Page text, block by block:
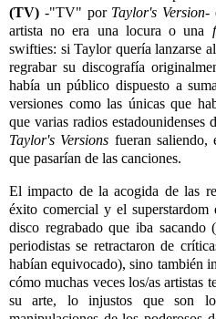
(TV) -"TV" por Taylor's Version-
artista no era una locura o una
swifties: si Taylor quería lanzarse
regrabar su discografía
había un público dispuesto a
versiones como las únicas que
que varias radios estadounidenses
Taylor's Versions fueran saliendo,
que pasarían de las canciones.
El impacto de la acogida de las
éxito comercial y el
disco regrabado que iba
periodistas se retractaron de
habían equivocado), sino también
cómo muchas veces los/as artistas
su arte, lo injustos que son